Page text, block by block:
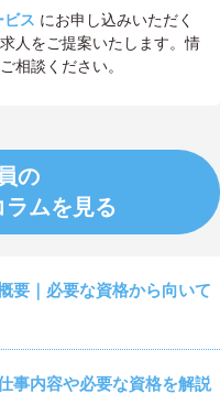
ビス にお申し込みいただく
人をご提案いたします。情
相談ください。
の
ムを見る
要｜必要な資格から向いて
事内容や必要な資格を解説